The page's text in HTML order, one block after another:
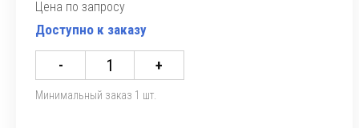
Цена по запросу
Доступно к заказу
- +
Минимальный заказ 1 шт.